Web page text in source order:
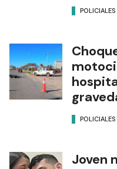
POLICIALES
POLICIALES
Joven